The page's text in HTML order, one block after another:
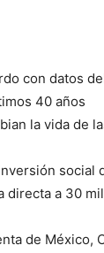
con datos
40 años
la vida de
social
directa a 30
de México,